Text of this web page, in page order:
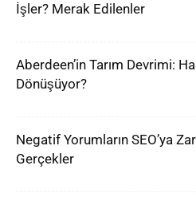
İşler? Merak Edilenler
Aberdeen’in Tarım Devrimi:
Dönüşüyor?
Negatif Yorumların SEO’ya
Gerçekler